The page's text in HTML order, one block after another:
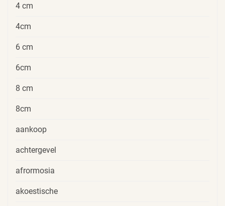
4 cm
4cm
6 cm
6cm
8 cm
8cm
aankoop
achtergevel
afrormosia
akoestische